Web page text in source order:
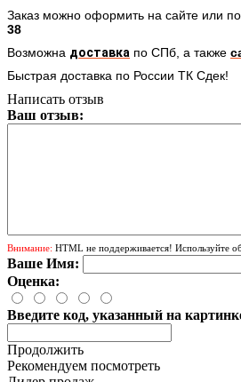
Заказ можно оформить на сайте или
38
Возможна доставка по СПб, а также
Быстрая доставка по России ТК Сдек!
Написать отзыв
Ваш отзыв:
Внимание: HTML не поддерживается! Используйте
Ваше Имя:
Оценка:
Введите код, указанный на
Продолжить
Рекомендуем посмотреть